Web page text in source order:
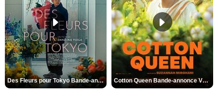
Des Fleurs pour Tokyo Bande-annonce VO STFR Cotton Queen Bande-annonce VO STFR